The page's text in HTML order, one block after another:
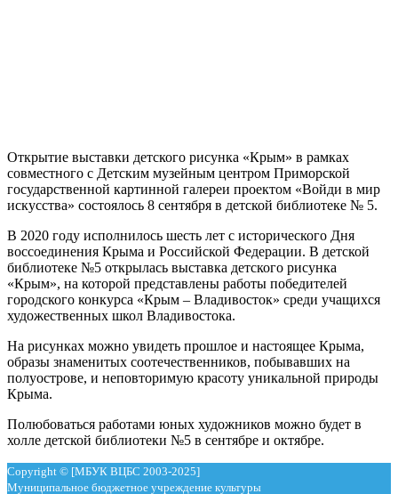
Открытие выставки детского рисунка «Крым» в рамках
совместного с Детским музейным центром Приморской
государственной картинной галереи проектом «Войди в мир
искусства» состоялось 8 сентября в детской библиотеке № 5.
В 2020 году исполнилось шесть лет с исторического Дня
воссоединения Крыма и Российской Федерации. В детской
библиотеке №5 открылась выставка детского рисунка
«Крым», на которой представлены работы победителей
городского конкурса «Крым – Владивосток» среди учащихся
художественных школ Владивостока.
На рисунках можно увидеть прошлое и настоящее Крыма,
образы знаменитых соотечественников, побывавших на
полуострове, и неповторимую красоту уникальной природы
Крыма.
Полюбоваться работами юных художников можно будет в
холле детской библиотеки №5 в сентябре и октябре.
Copyright © [МБУК ВЦБС 2003-2025]
Муниципальное бюджетное учреждение культуры